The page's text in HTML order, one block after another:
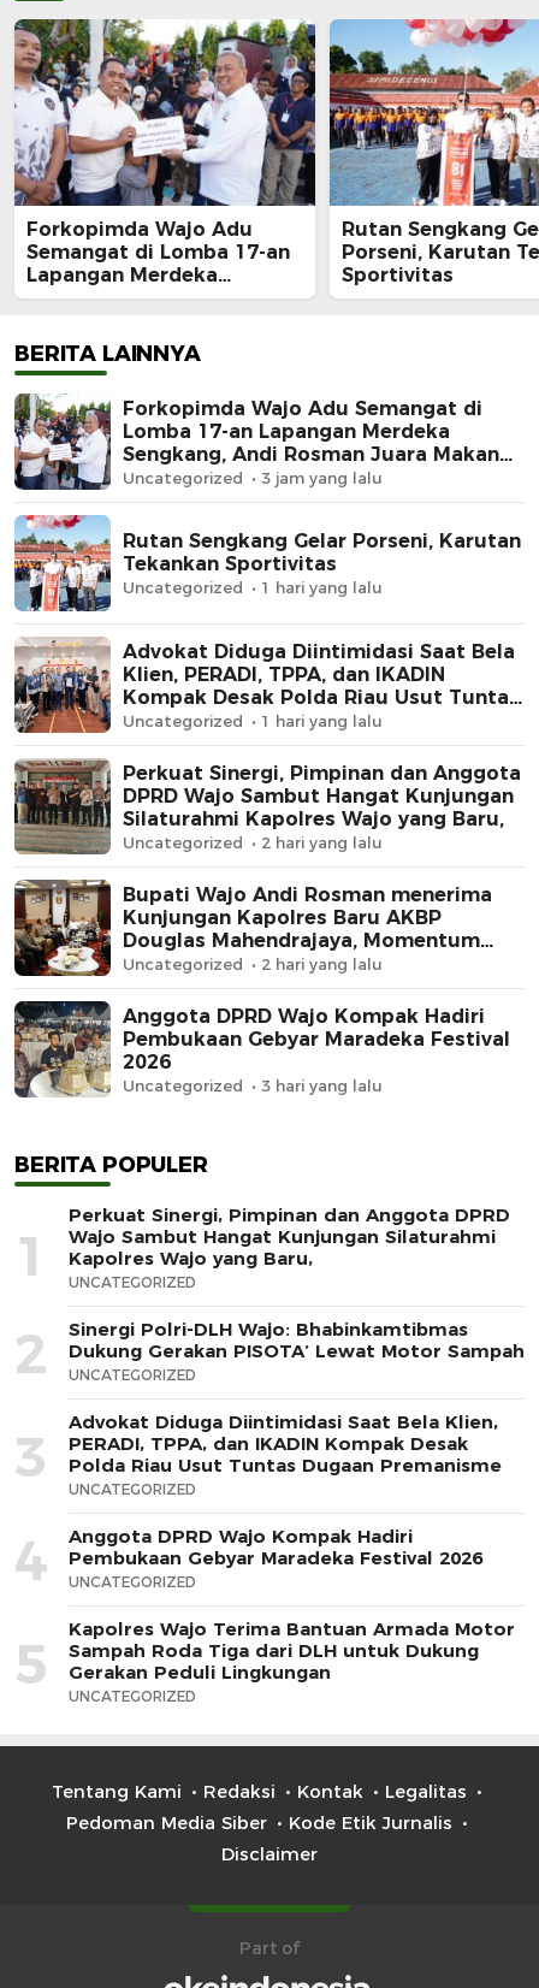
Forkopimda Wajo Adu
Semangat di Lomba 17-an
Lapangan Merdeka
Sengkang, Andi Rosman
Rutan Sengkang
Porseni, Karutan
Sportivitas
BERITA LAINNYA
Forkopimda Wajo Adu Semangat di
Lomba 17-an Lapangan Merdeka
Sengkang, Andi Rosman Juara Makan
Krupuk
Uncategorized 3 jam yang lalu
Rutan Sengkang Gelar Porseni, Karutan
Tekankan Sportivitas
Uncategorized 1 hari yang lalu
Advokat Diduga Diintimidasi Saat Bela
Klien, PERADI, TPPA, dan IKADIN
Kompak Desak Polda Riau Usut Tuntas
Dugaan Premanisme
Uncategorized 1 hari yang lalu
Perkuat Sinergi, Pimpinan dan Anggota
DPRD Wajo Sambut Hangat Kunjungan
Silaturahmi Kapolres Wajo yang Baru,
Uncategorized 2 hari yang lalu
Bupati Wajo Andi Rosman menerima
Kunjungan Kapolres Baru AKBP
Douglas Mahendrajaya, Momentum
Memperkuat Sinergi
Uncategorized 2 hari yang lalu
Anggota DPRD Wajo Kompak Hadiri
Pembukaan Gebyar Maradeka Festival
2026
Uncategorized 3 hari yang lalu
BERITA POPULER
1
Perkuat Sinergi, Pimpinan dan Anggota DPRD
Wajo Sambut Hangat Kunjungan Silaturahmi
Kapolres Wajo yang Baru,
UNCATEGORIZED
2
Sinergi Polri-DLH Wajo: Bhabinkamtibmas
Dukung Gerakan PISOTA’ Lewat Motor Sampah
UNCATEGORIZED
3
Advokat Diduga Diintimidasi Saat Bela Klien,
PERADI, TPPA, dan IKADIN Kompak Desak
Polda Riau Usut Tuntas Dugaan Premanisme
UNCATEGORIZED
4
Anggota DPRD Wajo Kompak Hadiri
Pembukaan Gebyar Maradeka Festival 2026
UNCATEGORIZED
5
Kapolres Wajo Terima Bantuan Armada Motor
Sampah Roda Tiga dari DLH untuk Dukung
Gerakan Peduli Lingkungan
UNCATEGORIZED
Tentang Kami Redaksi Kontak
Legalitas
Pedoman Media Siber
Kode Etik Jurnalis
Disclaimer
Part of